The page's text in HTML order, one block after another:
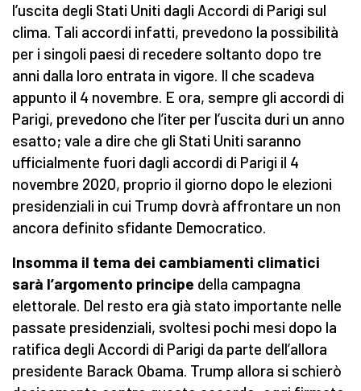
l’uscita degli Stati Uniti dagli Accordi di Parigi sul
clima. Tali accordi infatti, prevedono la possibilità
per i singoli paesi di recedere soltanto dopo tre
anni dalla loro entrata in vigore. Il che scadeva
appunto il 4 novembre. E ora, sempre gli accordi di
Parigi, prevedono che l’iter per l’uscita duri un anno
esatto; vale a dire che gli Stati Uniti saranno
ufficialmente fuori dagli accordi di Parigi il 4
novembre 2020, proprio il giorno dopo le elezioni
presidenziali in cui Trump dovrà affrontare un non
ancora definito sfidante Democratico.
Insomma il tema dei cambiamenti climatici
sarà l’argomento principe della campagna
elettorale. Del resto era già stato importante nelle
passate presidenziali, svoltesi pochi mesi dopo la
ratifica degli Accordi di Parigi da parte dell’allora
presidente Barack Obama. Trump allora si schierò